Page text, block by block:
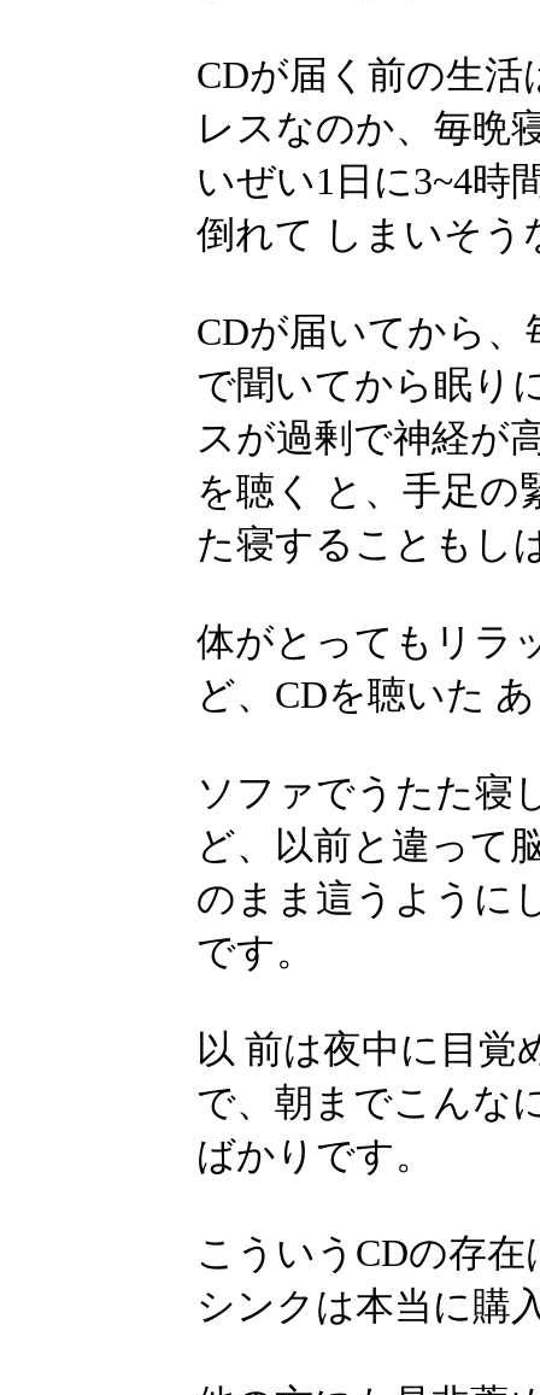
CDが届く前の生
レスなのか、毎晩
いぜい1日に3~4時
倒れて しまいそう
CDが届いてから
で聞いてから眠り
スが過剰で神経が
を聴く と、手足の
た寝することもし
体がとってもリラ
ど、CDを聴いた
ソファでうたた寝
ど、以前と違って
のまま這うように
です。
以 前は夜中に目
で、朝までこんな
ばかりです。
こういうCDの存
シンクは本当に購